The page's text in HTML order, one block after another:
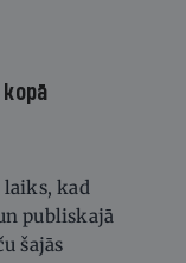
kad
publiskajā
šajās